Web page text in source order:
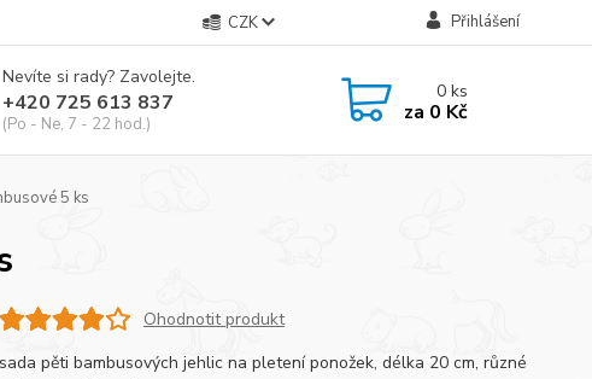
CZK Přihlášení
Nevíte si rady? Zavolejte.
+420 725 613 837
(Po - Ne, 7 - 22 hod.)
0ks
za 0 Kč
5 ks
Ohodnotit produkt
sada pěti bambusových jehlic na pletení ponožek, délka 20 cm, různé